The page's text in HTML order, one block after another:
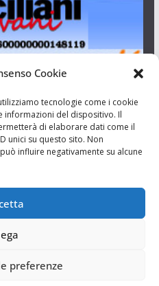
Cookie
tecnologie come i cookie
informazioni del dispositivo. Il
di elaborare dati come il
unici su questo sito. Non
influire negativamente su alcune
preferenze
2011 del 20/09/2011 Dir.
Giovani